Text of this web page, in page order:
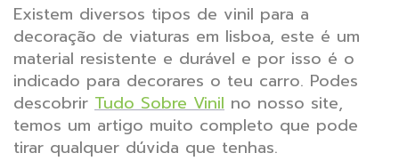
Existem diversos tipos de vinil para a
decoração de viaturas em lisboa, este é um
material resistente e durável e por isso é o
indicado para decorares o teu carro. Podes
descobrir Tudo Sobre Vinil no nosso site,
temos um artigo muito completo que pode
tirar qualquer dúvida que tenhas.